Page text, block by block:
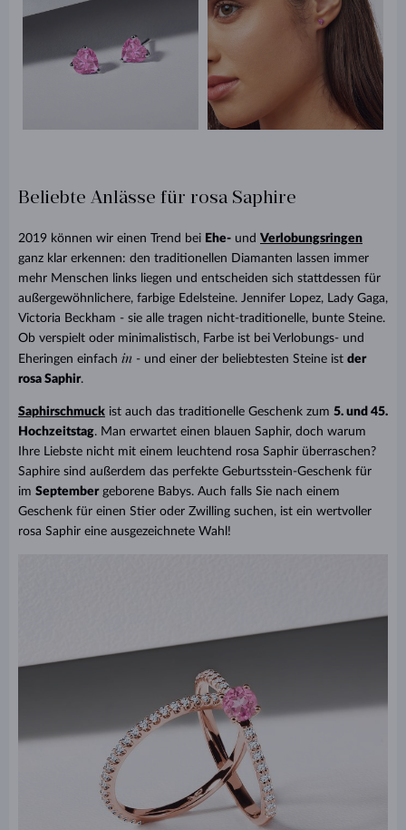
Beliebte Anlässe für rosa Saphire
2019 können wir einen Trend bei Ehe- und Verlobungsringen
ganz klar erkennen: den traditionellen Diamanten lassen immer
mehr Menschen links liegen und entscheiden sich stattdessen für
außergewöhnlichere, farbige Edelsteine. Jennifer Lopez, Lady Gaga,
Victoria Beckham - sie alle tragen nicht-traditionelle, bunte Steine.
Ob verspielt oder minimalistisch, Farbe ist bei Verlobungs- und
Eheringen einfach in - und einer der beliebtesten Steine ist der
rosa Saphir.
Saphirschmuck ist auch das traditionelle Geschenk zum 5. und 45.
Hochzeitstag. Man erwartet einen blauen Saphir, doch warum
Ihre Liebste nicht mit einem leuchtend rosa Saphir überraschen?
Saphire sind außerdem das perfekte Geburtsstein-Geschenk für
im September geborene Babys. Auch falls Sie nach einem
Geschenk für einen Stier oder Zwilling suchen, ist ein wertvoller
rosa Saphir eine ausgezeichnete Wahl!